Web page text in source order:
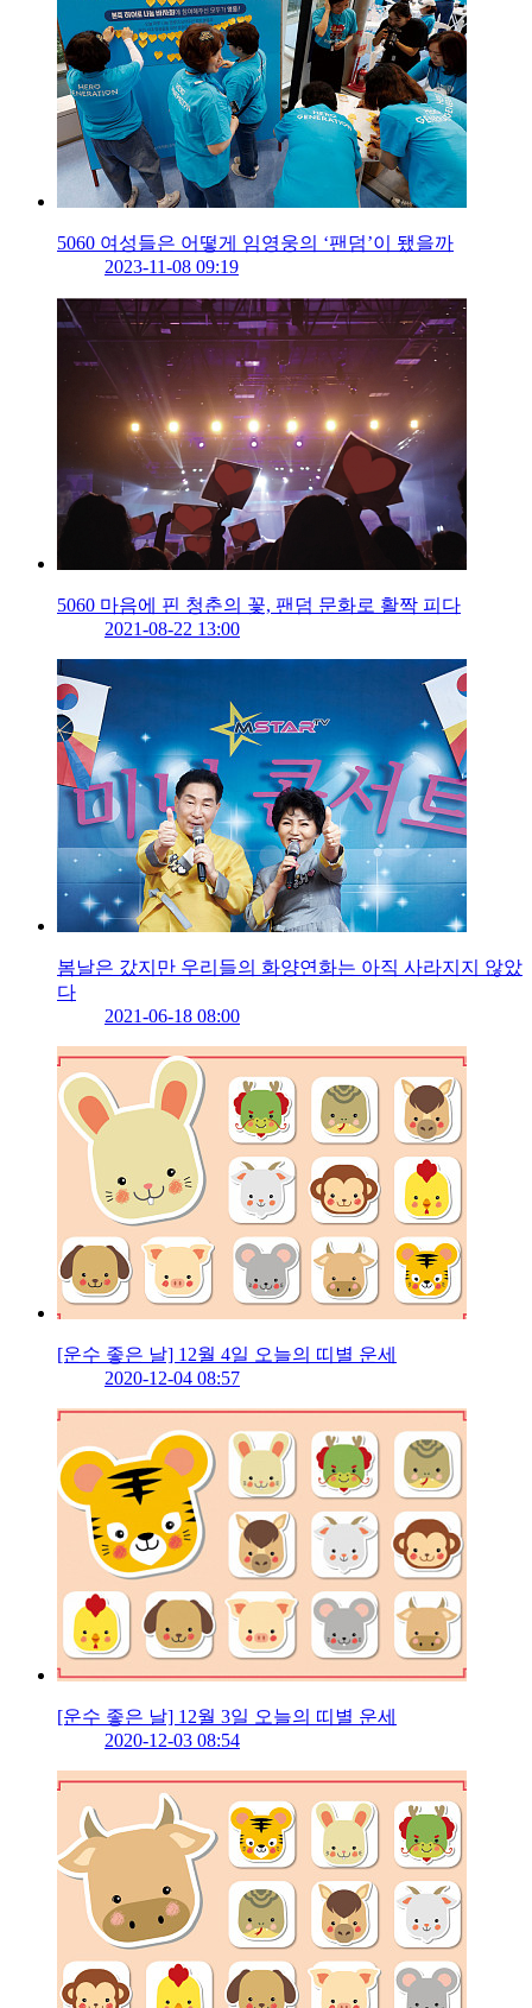
5060 여성들은 어떻게 임영웅의 ‘팬덤’이 됐을까
2023-11-08 09:19
5060 마음에 핀 청춘의 꽃, 팬덤 문화로 활짝 피다
2021-08-22 13:00
봄날은 갔지만 우리들의 화양연화는 아직 사라지지 않았
다
2021-06-18 08:00
[운수 좋은 날] 12월 4일 오늘의 띠별 운세
2020-12-04 08:57
[운수 좋은 날] 12월 3일 오늘의 띠별 운세
2020-12-03 08:54